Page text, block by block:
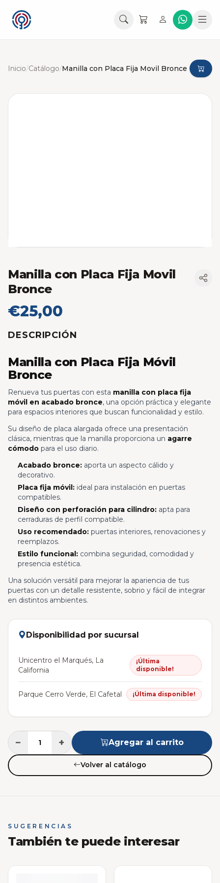
Inicio/Catálogo/Manilla con Placa Fija Movil Bronce
Manilla con Placa Fija Movil
Bronce
€25,00
DESCRIPCIÓN
Manilla con Placa Fija Móvil
Bronce
Renueva tus puertas con esta manilla con placa fija
móvil en acabado bronce, una opción práctica y elegante
para espacios interiores que buscan funcionalidad y estilo.
Su diseño de placa alargada ofrece una presentación
clásica, mientras que la manilla proporciona un agarre
cómodo para el uso diario.
Acabado bronce:aporta un aspecto cálido y
decorativo.
Placa fija móvil:ideal para instalación en puertas
compatibles.
Diseño con perforación para cilindro:apta para
cerraduras de perfil compatible.
Uso recomendado:puertas interiores, renovaciones y
reemplazos.
Estilo funcional:combina seguridad, comodidad y
presencia estética.
Una solución versátil para mejorar la apariencia de tus
puertas con un detalle resistente, sobrio y fácil de integrar
en distintos ambientes.
Disponibilidad por sucursal
Unicentro el Marqués, La
California
¡Última
disponible!
Parque Cerro Verde, El Cafetal ¡Última disponible!
− + Agregar al carrito
Volver al catálogo
SUGERENCIAS
También te puede interesar